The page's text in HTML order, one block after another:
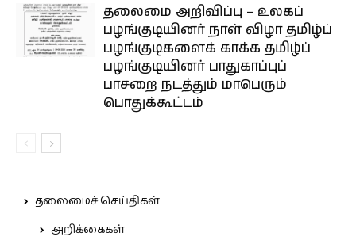
தலைமை அறிவிப்பு – உலகப்
பழங்குடியினர் நாள் விழா தமிழ்ப்
பழங்குடிகளைக் காக்க தமிழ்ப்
பழங்குடியினர் பாதுகாப்புப்
பாசறை நடத்தும் மாபெரும்
பொதுக்கூட்டம்
தலைமைச் செய்திகள்
அறிக்கைகள்